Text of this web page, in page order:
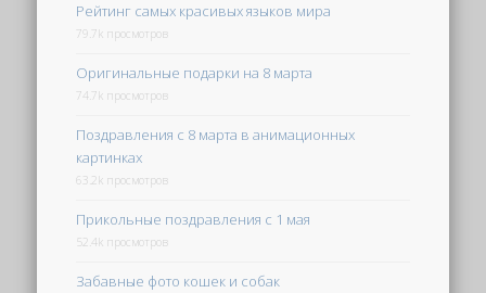
Рейтинг самых красивых языков мира
79.7k просмотров
Оригинальные подарки на 8 марта
74.7k просмотров
Поздравления с 8 марта в анимационных
картинках
63.2k просмотров
Прикольные поздравления с 1 мая
52.4k просмотров
Забавные фото кошек и собак